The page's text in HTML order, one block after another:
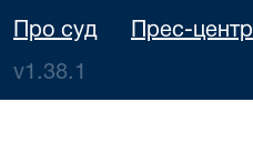
Про суд Прес-центр
v1.38.1